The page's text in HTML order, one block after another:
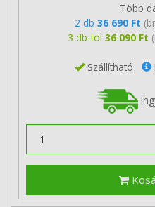
Több
2 db 36 690 Ft
3 db-tól 36 090 Ft
Szállítható